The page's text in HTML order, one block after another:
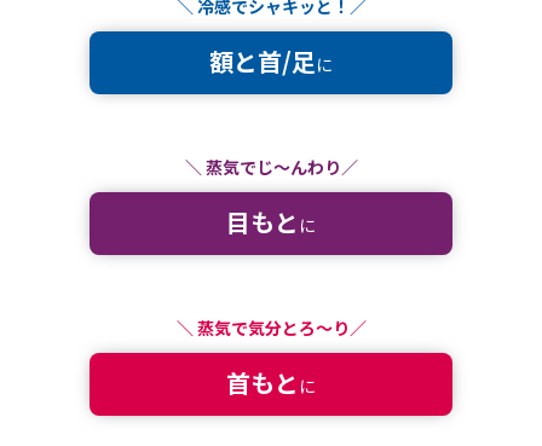
＼ 冷感でシャキッと！／
額と首/足に
＼ 蒸気でじ～んわり／
目もと に
＼ 蒸気で気分とろ～り／
首もと に